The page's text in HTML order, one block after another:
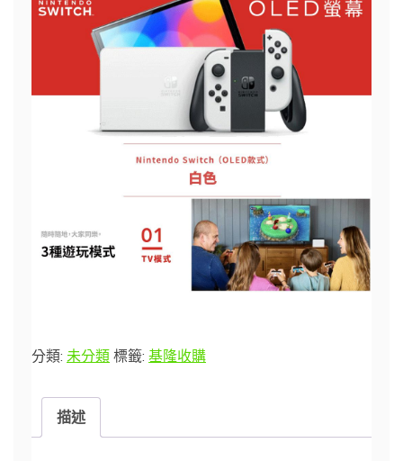
分類: 未分類 標籤: 基隆收購
描述